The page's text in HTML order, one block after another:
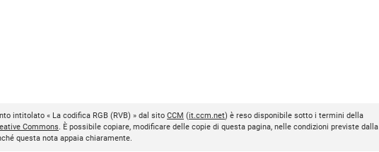
intitolato « La codifica RGB (RVB) » dal sito CCM (it.ccm.net) è reso disponibile sotto i termini della
Commons. È possibile copiare, modificare delle copie di questa pagina, nelle condizioni previste dalla
questa nota appaia chiaramente.